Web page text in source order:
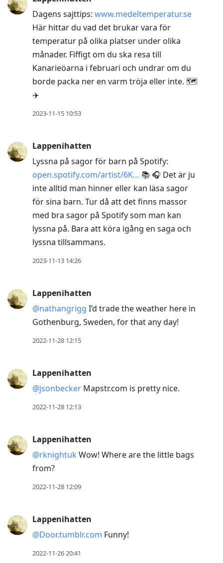
Dagens sajttips: www.medeltemperatur.se
Här hittar du vad det brukar vara för
temperatur på olika platser under olika
månader. Fiffigt om du ska resa till
Kanarieöarna i februari och undrar om du
borde packa ner en varm tröja eller inte. 🗺️
✈️
2023-11-15 10:53
Lappenihatten
Lyssna på sagor för barn på Spotify:
open.spotify.com/artist/6K… 📚 🎧 Det är ju
inte alltid man hinner eller kan läsa sagor
för sina barn. Tur då att det finns massor
med bra sagor på Spotify som man kan
lyssna på. Bara att köra igång en saga och
lyssna tillsammans.
2023-11-13 14:26
Lappenihatten
@nathangrigg I’d trade the weather here in
Gothenburg, Sweden, for that any day!
2022-11-28 12:15
Lappenihatten
@jsonbecker Mapstr.com is pretty nice.
2022-11-28 12:13
Lappenihatten
@rknightuk Wow! Where are the little bags
from?
2022-11-28 12:09
Lappenihatten
@Door.tumblr.com Funny!
2022-11-26 20:41